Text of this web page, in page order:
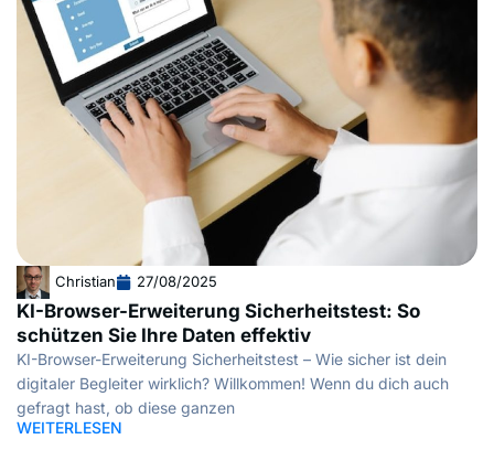
Christian 27/08/2025
KI-Browser-Erweiterung Sicherheitstest: So
schützen Sie Ihre Daten effektiv
KI-Browser-Erweiterung Sicherheitstest – Wie sicher ist dein
digitaler Begleiter wirklich? Willkommen! Wenn du dich auch
gefragt hast, ob diese ganzen
WEITERLESEN